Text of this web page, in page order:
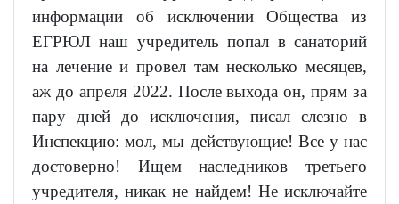
информации об исключении Общества из
ЕГРЮЛ наш учредитель попал в санаторий
на лечение и провел там несколько месяцев,
аж до апреля 2022. После выхода он, прям за
пару дней до исключения, писал слезно в
Инспекцию: мол, мы действующие! Все у нас
достоверно! Ищем наследников третьего
учредителя, никак не найдем! Не исключайте